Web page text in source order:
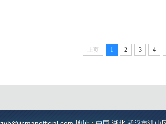
上页 1 2 3 4